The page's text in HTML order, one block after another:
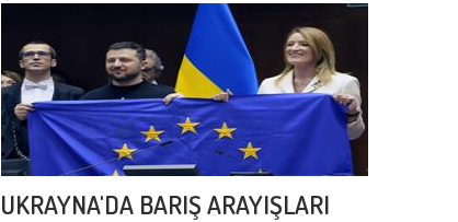
UKRAYNA'DA BARIŞ ARAYIŞLARI